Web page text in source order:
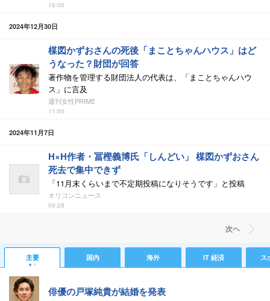
16:00
2024年12月30日
楳図かずおさんの死後「まことちゃんハウス」はど
うなった？財団が回答
著作物を管理する財団法人の代表は、「まことちゃんハウ
ス」に言及
週刊女性PRIME
11:00
2024年11月7日
H×H作者・冨樫義博氏「しんどい」 楳図かずおさん
死去で集中できず
「11月末くらいまで不定期投稿になりそうです」と投稿
オリコンニュース
09:28
次ヘ
主要 国内 海外 IT 経済 ス
俳優の戸塚純貴が結婚を発表